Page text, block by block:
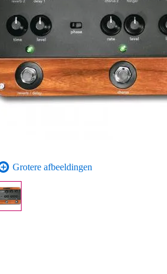
Grotere afbeeldingen